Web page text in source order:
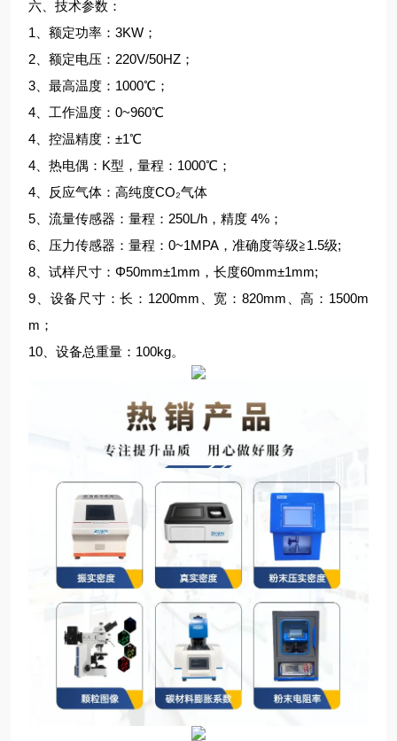
六、技术参数：
1、额定功率：3KW；
2、额定电压：220V/50HZ；
3、最高温度：1000℃；
4、工作温度：0~960℃
4、控温精度：±1℃
4、热电偶：K型，量程：1000℃；
4、反应气体：高纯度CO₂气体
5、流量传感器：量程：250L/h，精度 4%；
6、压力传感器：量程：0~1MPA，准确度等级≧1.5级;
8、试样尺寸：Φ50mm±1mm，长度60mm±1mm;
9、设备尺寸：长：1200mm、宽：820mm、高：1500m
m；
10、设备总重量：100kg。